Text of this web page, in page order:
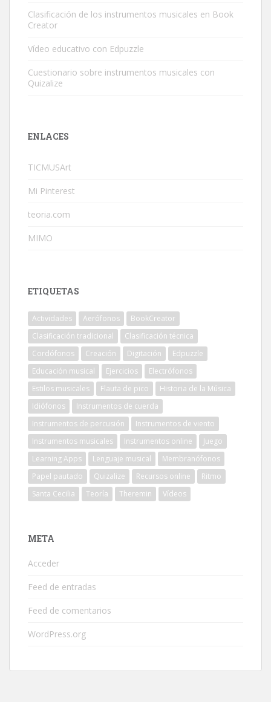
Clasificación de los instrumentos musicales en Book
Creator
Vídeo educativo con Edpuzzle
Cuestionario sobre instrumentos musicales con
Quizalize
ENLACES
TICMUSArt
Mi Pinterest
teoria.com
MIMO
ETIQUETAS
Actividades Aerófonos
BookCreator
Clasificación tradicional
Clasificación técnica
Cordófonos
Creación Digitación
Edpuzzle
Educación musical
Ejercicios
Electrófonos
Estilos musicales
Flauta de pico
Historia de la Música
Idiófonos
Instrumentos de cuerda
Instrumentos de percusión
Instrumentos de viento
Instrumentos musicales
Instrumentos online
Juego
Learning Apps
Lenguaje musical
Membranófonos
Papel pautado
Quizalize Recursos online
Ritmo
Santa Cecilia
Teoría Theremin Vídeos
META
Acceder
Feed de entradas
Feed de comentarios
WordPress.org